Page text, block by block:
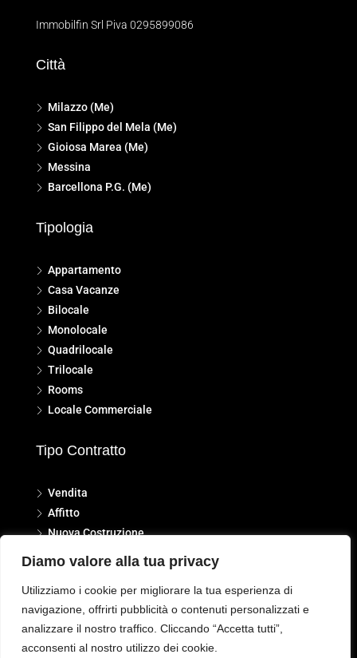
Diamo valore alla tua privacy
Utilizziamo i cookie per migliorare la tua esperienza di
navigazione, offrirti pubblicità o contenuti personalizzati e
analizzare il nostro traffico. Cliccando “Accetta tutti”,
acconsenti al nostro utilizzo dei cookie.
Immobilfin Srl Piva 0295899086
Città
Milazzo (Me)
San Filippo del Mela (Me)
Gioiosa Marea (Me)
Messina
Barcellona P.G. (Me)
Tipologia
Appartamento
Casa Vacanze
Bilocale
Monolocale
Quadrilocale
Trilocale
Rooms
Locale Commerciale
Tipo Contratto
Vendita
Affitto
Nuova Costruzione
© 2024 - 2026 Immobilfin Srl - Servizi Immobiliari| Sviluppato da
iMB